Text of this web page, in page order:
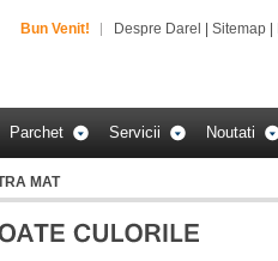
Bun Venit! Despre Darel Sitemap
Parchet Servicii Noutati
MAT